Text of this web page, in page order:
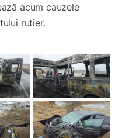
acum cauzele
rutier.